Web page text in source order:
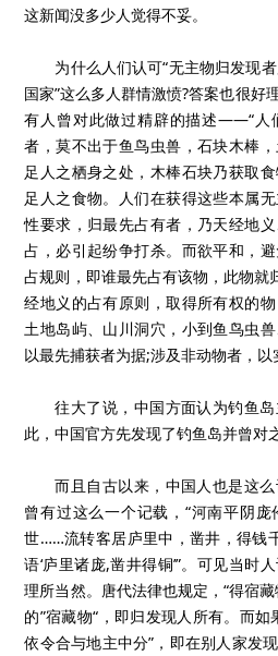
这新闻没多少人觉得不妥。
为什么人们认可“无主物归发现
国家”这么多人群情激愤?答案也很好
有人曾对此做过精辟的描述——“人
者，莫不出于鱼鸟虫兽，石块木棒
足人之栖身之处，木棒石块乃获取
足人之食物。人们在获得这些本属
性要求，归最先占有者，乃天经地
占，必引起纷争打杀。而欲平和，
占规则，即谁最先占有该物，此物就
经地义的占有原则，取得所有权的
土地岛屿、山川洞穴，小到鱼鸟虫
以最先捕获者为据;涉及非动物者，以
往大了说，中国方面认为钓鱼
此，中国官方先发现了钓鱼岛并曾对
而且自古以来，中国人也是这
曾有过这么一个记载，“河南平阴
世……流转客居庐里中，凿井，得钱
语‘庐里诸庞,凿井得铜’”。可见当时
理所当然。唐代法律也规定，“得宿
的”宿藏物“，即归发现人所有。而如
依令合与地主中分”，即在别人家发